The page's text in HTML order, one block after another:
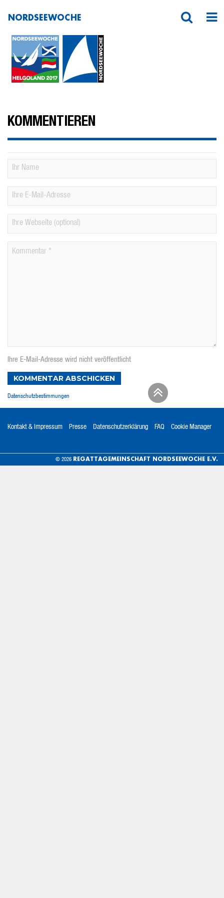
NORDSEEWOCHE
Nordseewoche-Doppellogo-200
KOMMENTIEREN
Ihre E-Mail-Adresse wird nicht veröffentlicht
KOMMENTAR ABSCHICKEN
Datenschutzbestimmungen
Kontakt & Impressum Presse Datenschutzerklärung FAQ Cookie Manager
© 2026 REGATTAGEMEINSCHAFT NORDSEEWOCHE E.V.